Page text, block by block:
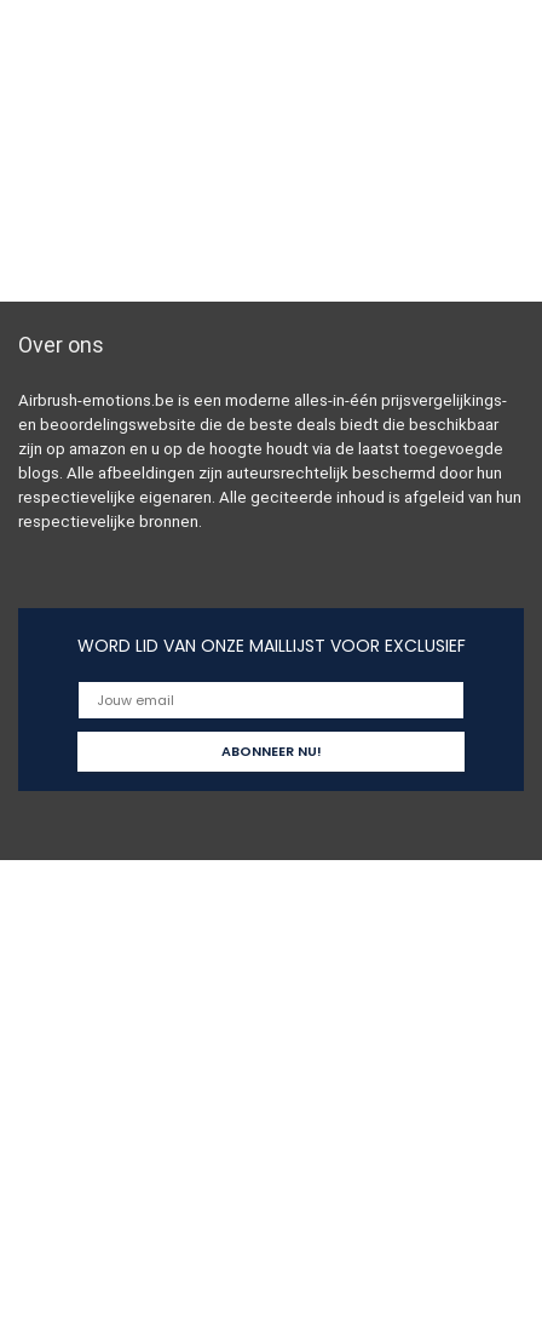
Over ons
Airbrush-emotions.be is een moderne alles-in-één prijsvergelijkings-
en beoordelingswebsite die de beste deals biedt die beschikbaar
zijn op amazon en u op de hoogte houdt via de laatst toegevoegde
blogs. Alle afbeeldingen zijn auteursrechtelijk beschermd door hun
respectievelijke eigenaren. Alle geciteerde inhoud is afgeleid van hun
respectievelijke bronnen.
WORD LID VAN ONZE MAILLIJST VOOR EXCLUSIEF